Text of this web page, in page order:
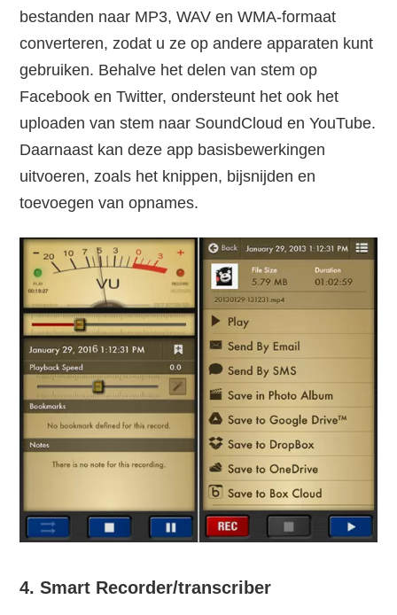
bestanden naar MP3, WAV en WMA-formaat
converteren, zodat u ze op andere apparaten kunt
gebruiken. Behalve het delen van stem op
Facebook en Twitter, ondersteunt het ook het
uploaden van stem naar SoundCloud en YouTube.
Daarnaast kan deze app basisbewerkingen
uitvoeren, zoals het knippen, bijsnijden en
toevoegen van opnames.
4. Smart Recorder/transcriber